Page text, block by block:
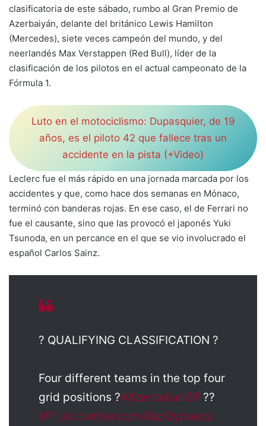
clasificatoria de este sábado, rumbo al Gran Premio de
Azerbaiyán, delante del británico Lewis Hamilton
(Mercedes), siete veces campeón del mundo, y del
neerlandés Max Verstappen (Red Bull), líder de la
clasificación de los pilotos en el actual campeonato de la
Fórmula 1.
Luto en el motociclismo: Dupasquier, de 19
años, es el piloto 42 que fallece tras un
accidente en la pista (+Video)
Leclerc fue el más rápido en una jornada marcada por los
accidentes y que, como hace dos semanas en Mónaco,
terminó con banderas rojas. En ese caso, el de Ferrari no
fue el causante, sino que las provocó el japonés Yuki
Tsunoda, en un percance en el que se vio involucrado el
español Carlos Sainz.
? QUALIFYING CLASSIFICATION ?
Four different teams in the top four
grid positions ?#AzerbaijanGP ??
#F1 pic.twitter.com/6spQypuepz